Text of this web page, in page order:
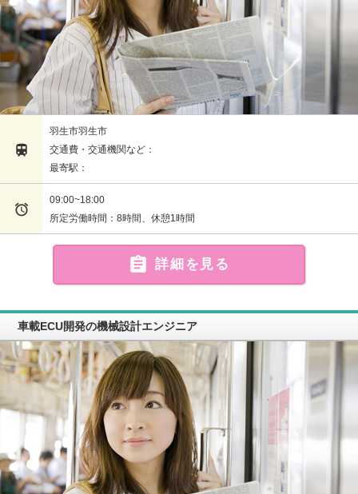

羽生市羽生市
交通費・交通機関など：
最寄駅：

09:00~18:00
所定労働時間：8時間、休憩1時間
 詳細を見る
車載ECU開発の機械設計エンジニア